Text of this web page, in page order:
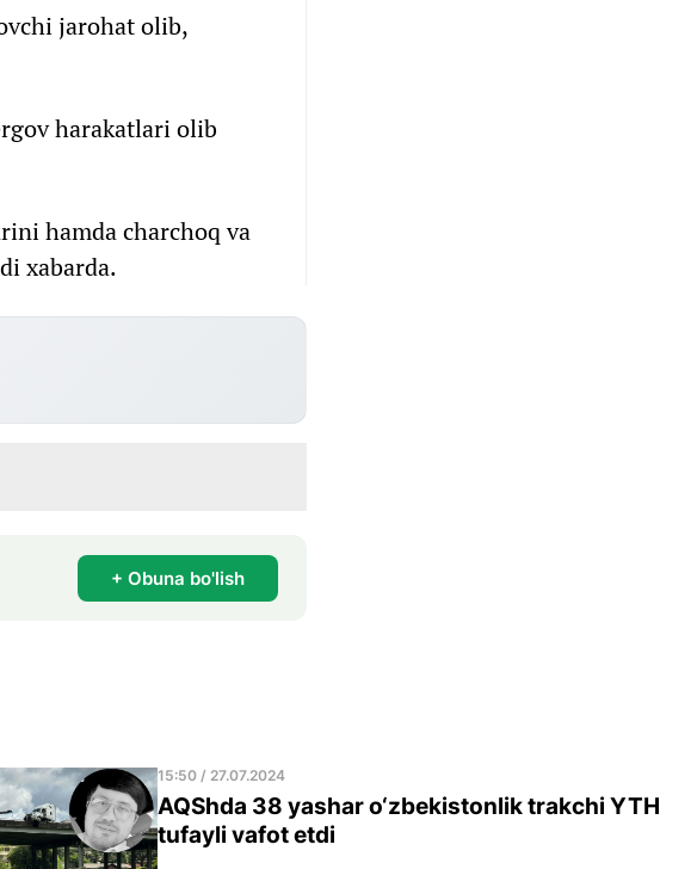
jarohat olib,
harakatlari olib
hamda charchoq va
xabarda.
+ Obuna bo'lish
15:50 / 27.07.2024
AQShda 38 yashar o‘zbekistonlik trakchi YTH
tufayli vafot etdi